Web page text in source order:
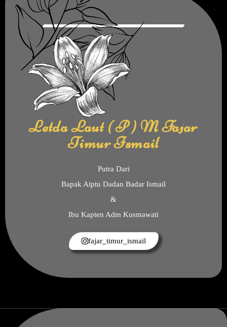
Letda Laut ( P ) M Fajar
Timur Ismail
Putra Dari
Bapak Aiptu Dadan Badar Ismail
&
Ibu Kapten Adm Kusmawati
fajar_timur_ismail